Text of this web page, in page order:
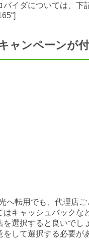
バイダについては、下
ャンペーンが付
へ転用でも、代理店
はキャッシュバックな
を選択すると良いでし
して選択する必要が